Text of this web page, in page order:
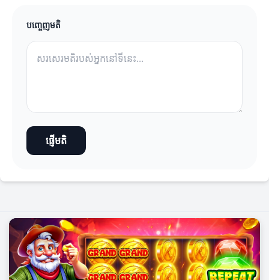
បញ្ចេញមតិ
ផ្ញើមតិ